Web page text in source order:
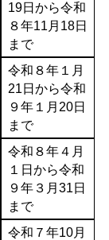
19日から令和
８年11月18日
まで
令和８年１月
21日から令和
９年１月20日
まで
令和８年４月
１日から令和
９年３月31日
まで
令和７年10月